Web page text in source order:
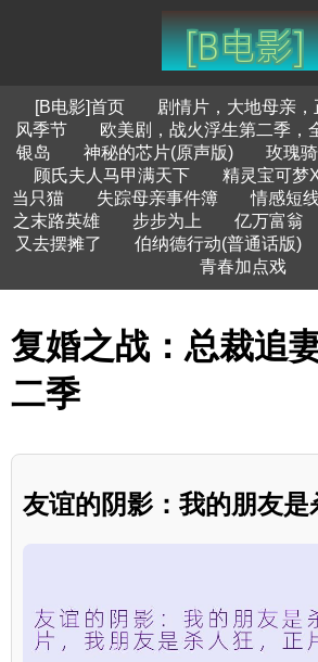
[B电影]首页 剧情片，大地母亲，
风季节
欧美剧，战火浮生第二季，
银岛
神秘的芯片(原声版) 玫瑰
顾氏夫人马甲满天下
精灵宝可梦
当只猫
失踪母亲事件簿 情感短
之末路英雄
步步为上 亿万富翁
又去摆摊了
伯纳德行动(普通话版)
青春加点戏
复婚之战：总裁追
二季
友谊的阴影：我的朋友是